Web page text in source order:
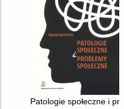
Patologie społeczne i